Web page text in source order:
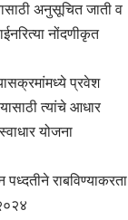
अनुसूचित जाती व
नोंदणीकृत
प्रवेश
त्यांचे आधार
योजना
राबविण्याकरता